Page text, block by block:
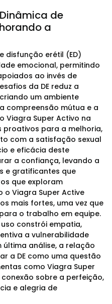
de
a
disfunção erétil (ED)
emocional, permitindo
ao invés de
da DE reduz a
um ambiente
compreensão mútua e a
Viagra Super Activo na
para a melhoria,
com a satisfação sexual
e eficácia deste
a confiança, levando a
e gratificantes que
que exploram
Viagra Super Active
mais fortes, uma vez que
o trabalho em equipe.
constrói empatia,
a vulnerabilidade
análise, a relação
a DE como uma questão
como Viagra Super
sobre a perfeição,
e alegria de